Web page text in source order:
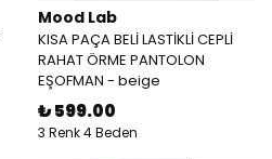
Mood Lab
KISA PAÇA BELİ LASTİKLİ CEPLİ
RAHAT ÖRME PANTOLON
EŞOFMAN - beige
₺ 599.00
3 Renk 4 Beden